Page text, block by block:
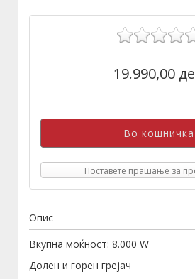
19.990,00
Поставете прашање за
Опис
Вкупна моќност: 8.000 W
Долен и горен грејач